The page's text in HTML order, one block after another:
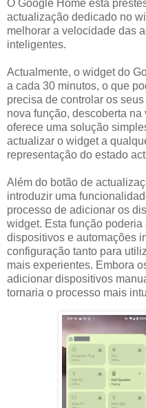
O Google Home está
actualização dedicado no
melhorar a velocidade das
inteligentes.
Actualmente, o widget do
a cada 30 minutos, o que
precisa de controlar os
nova função, descoberta
oferece uma solução
actualizar o widget a
representação do estado
Além do botão de
introduzir uma
processo de adicionar os
widget. Esta função
dispositivos e automações
configuração tanto para
mais experientes. Embora
adicionar dispositivos
tornaria o processo mais